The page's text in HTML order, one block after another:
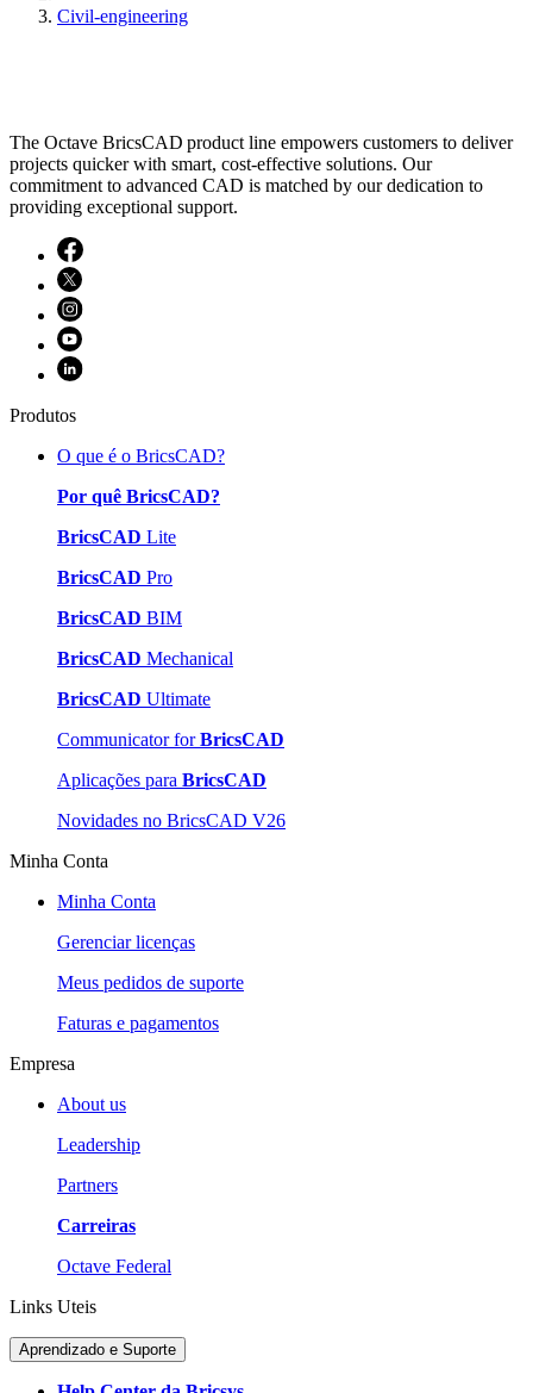
Civil-engineering
The Octave BricsCAD product line empowers customers to deliver
projects quicker with smart, cost-effective solutions. Our
commitment to advanced CAD is matched by our dedication to
providing exceptional support.
Produtos
O que é o BricsCAD?
Por quê BricsCAD?
BricsCAD Lite
BricsCAD Pro
BricsCAD BIM
BricsCAD Mechanical
BricsCAD Ultimate
Communicator forBricsCAD
Aplicações para BricsCAD
Novidades no BricsCAD V26
Minha Conta
Minha Conta
Gerenciar licenças
Meus pedidos de suporte
Faturas e pagamentos
Empresa
About us
Leadership
Partners
Carreiras
Octave Federal
Links Uteis
Aprendizado e Suporte